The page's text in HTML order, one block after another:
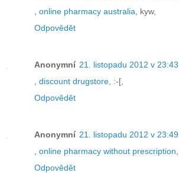
online pharmacy australia , kyw,
Odpovědět
Anonymní 21. listopadu 2012 v 23:43
discount drugstore , :-[,
Odpovědět
Anonymní 21. listopadu 2012 v 23:49
online pharmacy without prescription
Odpovědět